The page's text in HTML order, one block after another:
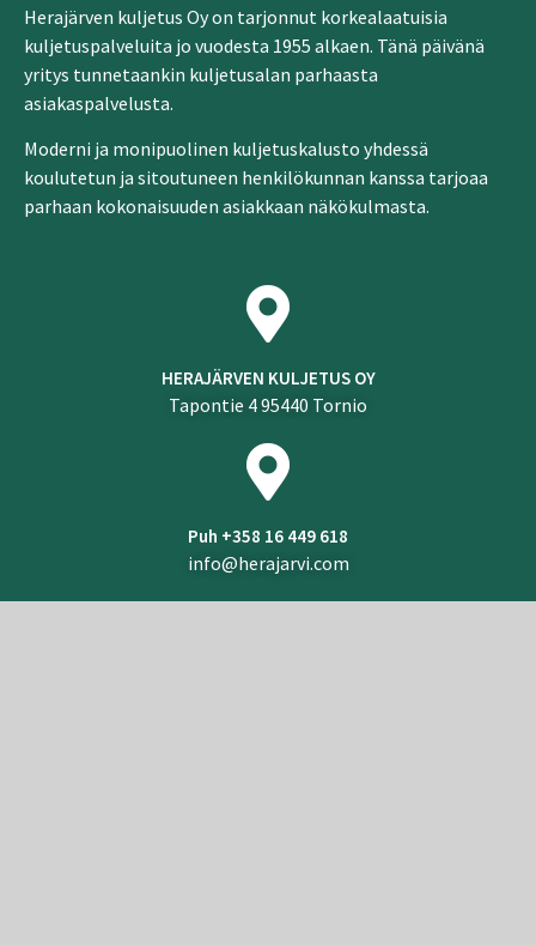
Herajärven kuljetus Oy on tarjonnut korkealaatuisia
kuljetuspalveluita jo vuodesta 1955 alkaen. Tänä päivänä
yritys tunnetaankin kuljetusalan parhaasta
asiakaspalvelusta.
Moderni ja monipuolinen kuljetuskalusto yhdessä
koulutetun ja sitoutuneen henkilökunnan kanssa tarjoaa
parhaan kokonaisuuden asiakkaan näkökulmasta.
HERAJÄRVEN KULJETUS OY
Tapontie 4 95440 Tornio
Puh +358 16 449 618
info@herajarvi.com